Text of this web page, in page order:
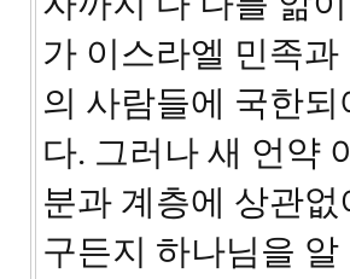
가 이스라엘 민족
의 사람들에 국한
다. 그러나 새 언약
분과 계층에 상관
구든지 하나님을